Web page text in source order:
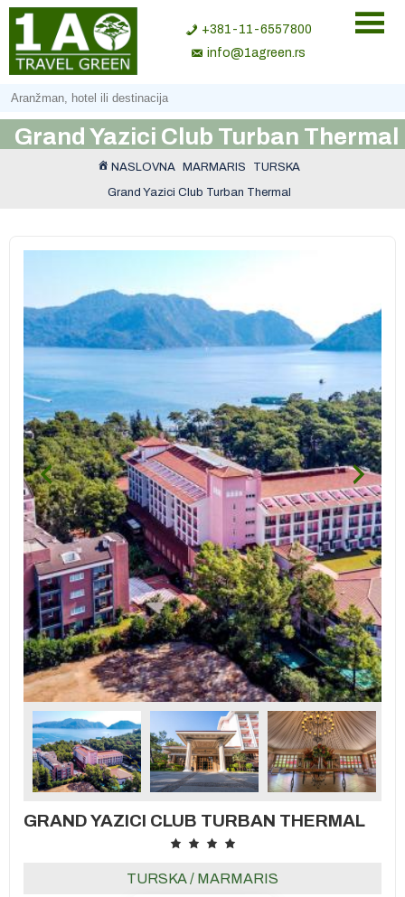
+381-11-6557800
info@1agreen.rs
Grand Yazici Club Turban Thermal
NASLOVNA MARMARIS
TURSKA
Grand Yazici Club Turban Thermal
GRAND YAZICI CLUB TURBAN THERMAL
TURSKA/ MARMARIS